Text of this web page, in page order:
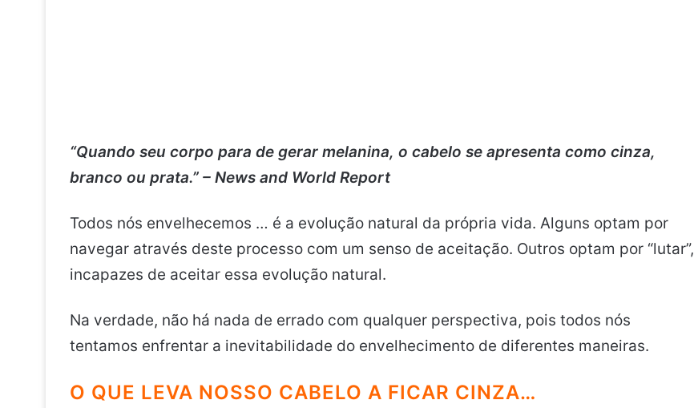
“Quando seu corpo para de gerar melanina, o cabelo se apresenta como cinza,
branco ou prata.” – News and World Report
Todos nós envelhecemos … é a evolução natural da própria vida. Alguns optam por
navegar através deste processo com um senso de aceitação. Outros optam por “lutar”,
incapazes de aceitar essa evolução natural.
Na verdade, não há nada de errado com qualquer perspectiva, pois todos nós
tentamos enfrentar a inevitabilidade do envelhecimento de diferentes maneiras.
O QUE LEVA NOSSO CABELO A FICAR CINZA…